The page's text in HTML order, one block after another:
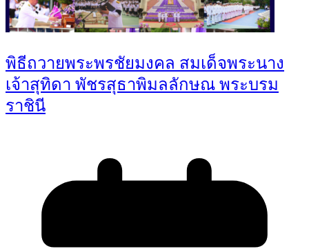
พิธีถวายพระพรชัยมงคล สมเด็จพระนาง
เจ้าสุทิดา พัชรสุธาพิมลลักษณ พระบรม
ราชินี